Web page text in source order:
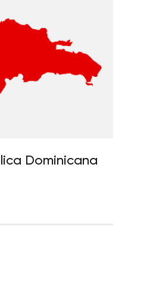
Dominicana